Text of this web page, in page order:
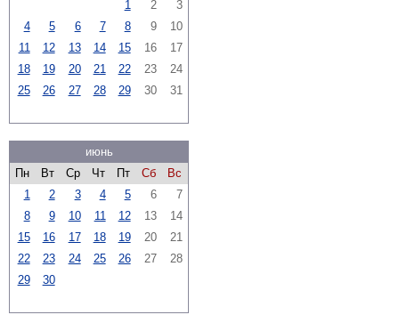
1
2
3
4
5 6 7 8 9
10
11
12 13 14 15 16
17
18
19 20 21 22 23
24
25
26 27 28 29 30 31
июнь
Пн
Вт Ср Чт Пт Сб
Вс
1
2 3 4 5 6
7
8
9 10 11 12 13
14
15
16 17 18 19 20
21
22
23 24 25 26 27
28
29
30